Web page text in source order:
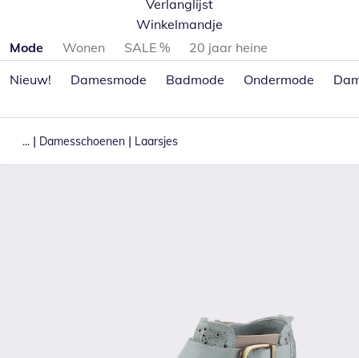
Verlanglijst
Winkelmandje
Productcategorieën overslaan
Mode Wonen SALE %
20 jaar heine
Nieuw!
Damesmode Badmode Ondermode
... | Damesschoenen | Laarsjes